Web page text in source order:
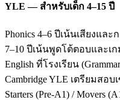
YLE — สำหรับเด็ก 4–15 ปี
Phonics 4–6 ปีเน้นเสียงและ
7–10 ปีเน้นพูดโต้ตอบและเก
English ที่โรงเรียน
Cambridge YLE เตรียมสอ
Starters (Pre-A1) / Movers